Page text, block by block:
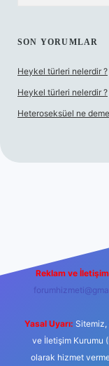
SON YORUMLAR
Heykel türleri nelerdir ?
Heykel türleri nelerdir ?
Heteroseksüel ne
Reklam ve
Yasal Uyarı: Sitemiz,
ve İletişim Kurumu
olarak hizmet